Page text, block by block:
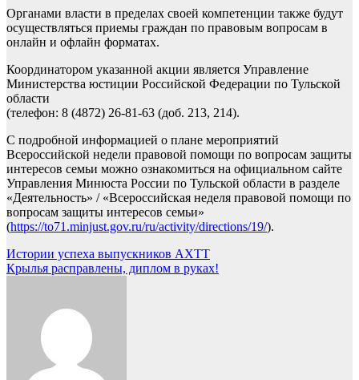
Органами власти в пределах своей компетенции также будут
осуществляться приемы граждан по правовым вопросам в
онлайн и офлайн форматах.
Координатором указанной акции является Управление
Министерства юстиции Российской Федерации по Тульской
области
(телефон: 8 (4872) 26-81-63 (доб. 213, 214).
С подробной информацией о плане мероприятий
Всероссийской недели правовой помощи по вопросам защиты
интересов семьи можно ознакомиться на официальном сайте
Управления Минюста России по Тульской области в разделе
«Деятельность» / «Всероссийская неделя правовой помощи по
вопросам защиты интересов семьи»
(https://to71.minjust.gov.ru/ru/activity/directions/19/).
Навигация
по
Истории успеха выпускников АХТТ
Крылья расправлены, диплом в руках!